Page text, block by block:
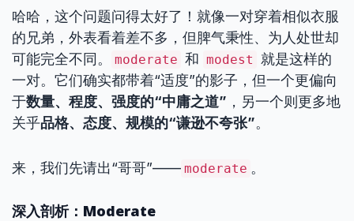
哈哈，这个问题问得太好了！就像一对穿着相似衣服
的兄弟，外表看着差不多，但脾气秉性、为人处世却
可能完全不同。
moderate 和 modest
就是这样的
一对。它们确实都带着“适度”的影子，但一个更偏向
于数量、程度、强度的“中庸之道” ，另一个则更多地
关乎品格、态度、规模的“谦逊不夸张”。
来，我们先请出“哥哥”—— moderate 。
深入剖析：Moderate